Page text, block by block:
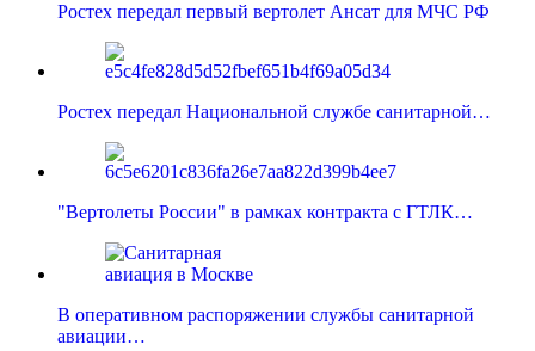
Ростех передал первый вертолет Ансат для МЧС РФ
Ростех передал Национальной службе санитарной…
"Вертолеты России" в рамках контракта с ГТЛК…
В оперативном распоряжении службы санитарной
авиации…